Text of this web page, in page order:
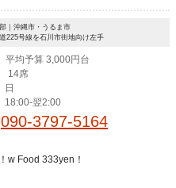
｜沖縄市・うるま市
225号線を石川市街地向け左手
平均予算 3,000円台
14席
日
18:00-翌2:00
090-3797-5164
w Food 333yen！